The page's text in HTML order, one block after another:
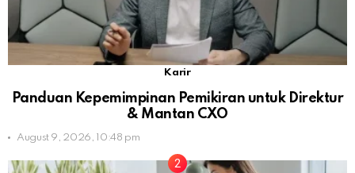
Karir
Panduan Kepemimpinan Pemikiran untuk Direktur
& Mantan CXO
August 9, 2026, 10:48 pm